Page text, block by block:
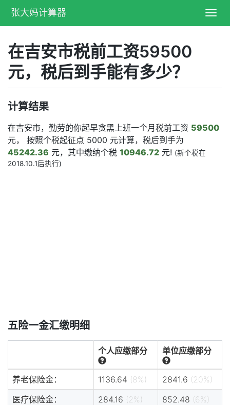
张大妈计算器
在吉安市税前工资59500
元，税后到手能有多少？
计算结果
在吉安市，勤劳的你起早贪黑上班一个月税前工资 59500
元， 按照个税起征点 5000 元计算，税后到手为
45242.36 元，其中缴纳个税 10946.72 元! (新个税在
2018.10.1后执行)
五险一金汇缴明细
个人应缴部分 单位应缴部分
养老保险金： 1136.64 (8%) 2841.6 (20%)
医疗保险金：
284.16 (2%) 852.48 (6%)